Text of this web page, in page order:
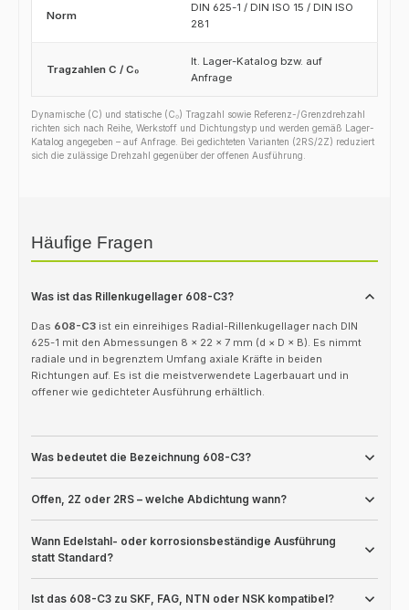
Norm
DIN 625-1 / DIN ISO 15 / DIN ISO
281
Tragzahlen C / C₀
lt. Lager-Katalog bzw. auf
Anfrage
Dynamische (C) und statische (C₀) Tragzahl sowie Referenz-/Grenzdrehzahl
richten sich nach Reihe, Werkstoff und Dichtungstyp und werden gemäß Lager-
Katalog angegeben – auf Anfrage. Bei gedichteten Varianten (2RS/2Z) reduziert
sich die zulässige Drehzahl gegenüber der offenen Ausführung.
Häufige Fragen
Was ist das Rillenkugellager 608-C3?
Das 608-C3ist ein einreihiges Radial-Rillenkugellager nach DIN
625-1 mit den Abmessungen 8 × 22 × 7 mm (d × D × B). Es nimmt
radiale und in begrenztem Umfang axiale Kräfte in beiden
Richtungen auf. Es ist die meistverwendete Lagerbauart und in
offener wie gedichteter Ausführung erhältlich.
Was bedeutet die Bezeichnung 608-C3?
Offen, 2Z oder 2RS – welche Abdichtung wann?
Wann Edelstahl- oder korrosionsbeständige Ausführung
statt Standard?
Ist das 608-C3 zu SKF, FAG, NTN oder NSK kompatibel?